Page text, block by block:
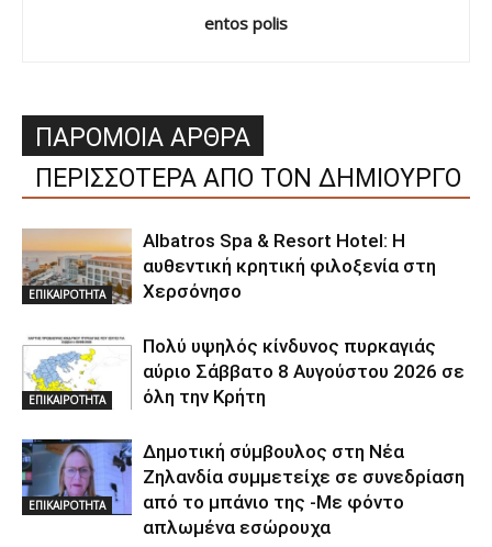
entos polis
ΠΑΡΟΜΟΙΑ ΑΡΘΡΑ
ΠΕΡΙΣΣΟΤΕΡΑ ΑΠΟ ΤΟΝ ΔΗΜΙΟΥΡΓΟ
ΕΠΙΚΑΙΡΟΤΗΤΑ
Albatros Spa & Resort Hotel: Η
αυθεντική κρητική φιλοξενία στη
Χερσόνησο
ΕΠΙΚΑΙΡΟΤΗΤΑ
Πολύ υψηλός κίνδυνος πυρκαγιάς
αύριο Σάββατο 8 Αυγούστου 2026 σε
όλη την Κρήτη
ΕΠΙΚΑΙΡΟΤΗΤΑ
Δημοτική σύμβουλος στη Νέα
Ζηλανδία συμμετείχε σε συνεδρίαση
από το μπάνιο της -Με φόντο
απλωμένα εσώρουχα